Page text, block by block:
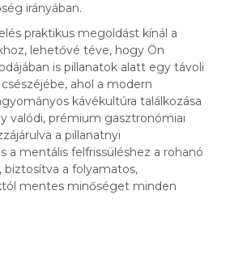
irányában.
praktikus megoldást kínál a
lehetővé téve, hogy Ön
is pillanatok alatt egy távoli
ahol a modern
kávékultúra találkozása
valódi, prémium gasztronómiai
a pillanatnyi
a mentális felfrissüléshez a rohanó
biztosítva a folyamatos,
mentes minőséget minden